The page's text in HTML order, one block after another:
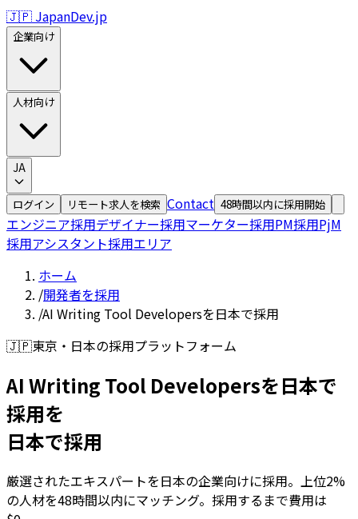
🇯🇵 JapanDev.jp
企業向け
人材向け
JA
ログイン リモート求人を検索 Contact 48時間以内に採用開始
エンジニア採用デザイナー採用マーケター採用PM採用PjM
採用アシスタント採用エリア
ホーム
/開発者を採用
/AI Writing Tool Developersを日本で採用
🇯🇵東京・日本の採用プラットフォーム
AI Writing Tool Developersを日本で
採用を
日本で採用
厳選されたエキスパートを日本の企業向けに採用。上位2%
の人材を48時間以内にマッチング。採用するまで費用は